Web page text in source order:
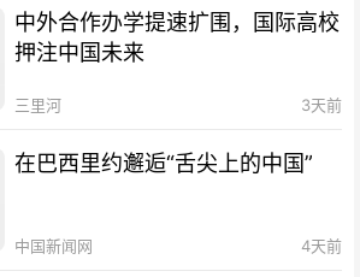
中外合作办学提速扩围，国际高校
押注中国未来
三里河 3天前
在巴西里约邂逅“舌尖上的中国”
中国新闻网 4天前